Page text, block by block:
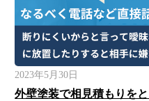
2023年5月30日
外壁塗装で相見積もりを